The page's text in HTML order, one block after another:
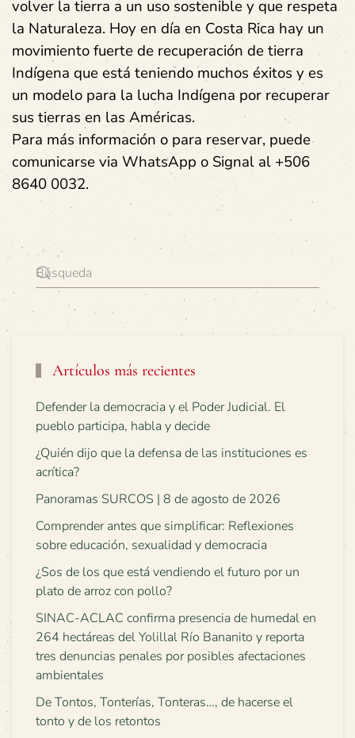
volver la tierra a un uso sostenible y que respeta
la Naturaleza. Hoy en día en Costa Rica hay un
movimiento fuerte de recuperación de tierra
Indígena que está teniendo muchos éxitos y es
un modelo para la lucha Indígena por recuperar
sus tierras en las Américas.
Para más información o para reservar, puede
comunicarse via WhatsApp o Signal al +506
8640 0032.
Artículos más recientes
Defender la democracia y el Poder Judicial. El
pueblo participa, habla y decide
¿Quién dijo que la defensa de las instituciones es
acrítica?
Panoramas SURCOS | 8 de agosto de 2026
Comprender antes que simplificar: Reflexiones
sobre educación, sexualidad y democracia
¿Sos de los que está vendiendo el futuro por un
plato de arroz con pollo?
SINAC-ACLAC confirma presencia de humedal en
264 hectáreas del Yolillal Río Bananito y reporta
tres denuncias penales por posibles afectaciones
ambientales
De Tontos, Tonterías, Tonteras…, de hacerse el
tonto y de los retontos